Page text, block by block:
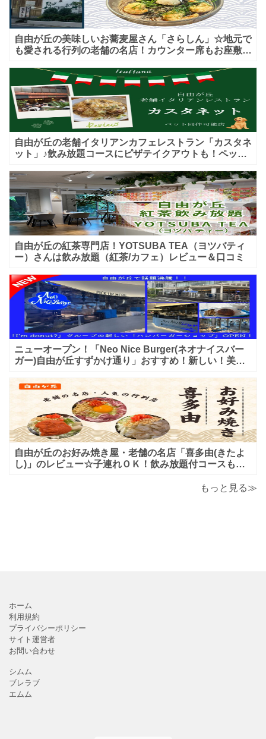
自由が丘の美味しいお蕎麦屋さん「さらしん」☆地元で
も愛される行列の老舗の名店！カウンター席もお座敷も
自由が丘の老舗イタリアンカフェレストラン「カスタネ
ット」♪飲み放題コースにピザテイクアウトも！ペット
自由が丘の紅茶専門店！YOTSUBA TEA（ヨツバティ
ー）さんは飲み放題（紅茶/カフェ）レビュー＆口コミ
ニューオープン！「Neo Nice Burger(ネオナイスバー
ガー)自由が丘すずかけ通り」おすすめ！新しい！美味
自由が丘のお好み焼き屋・老舗の名店「喜多由(きたよ
し)」のレビュー☆子連れＯＫ！飲み放題付コースも！
もっと見る≫
ホーム
利用規約
プライバシーポリシー
サイト運営者
お問い合わせ
シムム
ブレラブ
エムム